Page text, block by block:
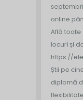
online
Află
locuri și
https://
Știi pe
diplomă